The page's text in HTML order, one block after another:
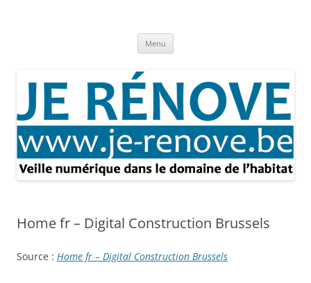
Menu
Home fr – Digital Construction Brussels
Source : Home fr – Digital Construction Brussels